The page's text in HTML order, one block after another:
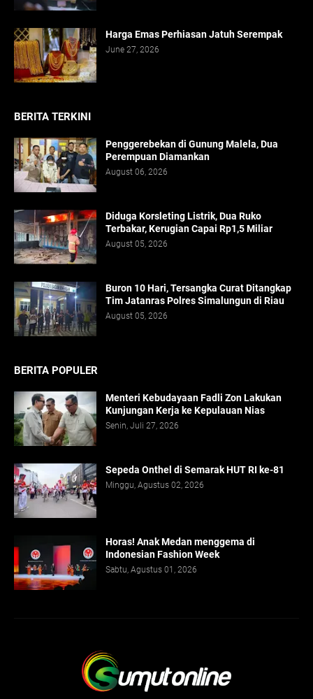
Harga Emas Perhiasan Jatuh Serempak
June 27, 2026
BERITA TERKINI
Penggerebekan di Gunung Malela, Dua
Perempuan Diamankan
August 06, 2026
Diduga Korsleting Listrik, Dua Ruko
Terbakar, Kerugian Capai Rp1,5 Miliar
August 05, 2026
Buron 10 Hari, Tersangka Curat Ditangkap
Tim Jatanras Polres Simalungun di Riau
August 05, 2026
BERITA POPULER
Menteri Kebudayaan Fadli Zon Lakukan
Kunjungan Kerja ke Kepulauan Nias
Senin, Juli 27, 2026
Sepeda Onthel di Semarak HUT RI ke-81
Minggu, Agustus 02, 2026
Horas! Anak Medan menggema di
Indonesian Fashion Week
Sabtu, Agustus 01, 2026